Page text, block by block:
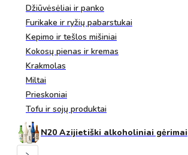
Džiūvėsėliai ir panko
Furikake ir ryžių pabarstukai
Kepimo ir tešlos mišiniai
Kokosų pienas ir kremas
Krakmolas
Miltai
Prieskoniai
Tofu ir sojų produktai
N20 Azijietiški alkoholiniai gėrimai